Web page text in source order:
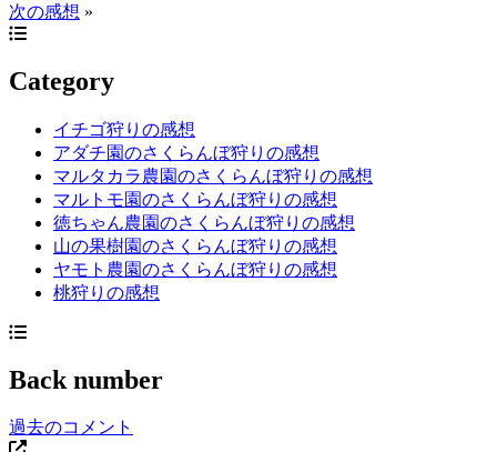
次の感想 »
Category
イチゴ狩りの感想
アダチ園のさくらんぼ狩りの感想
マルタカラ農園のさくらんぼ狩りの感想
マルトモ園のさくらんぼ狩りの感想
徳ちゃん農園のさくらんぼ狩りの感想
山の果樹園のさくらんぼ狩りの感想
ヤモト農園のさくらんぼ狩りの感想
桃狩りの感想
Back number
過去のコメント